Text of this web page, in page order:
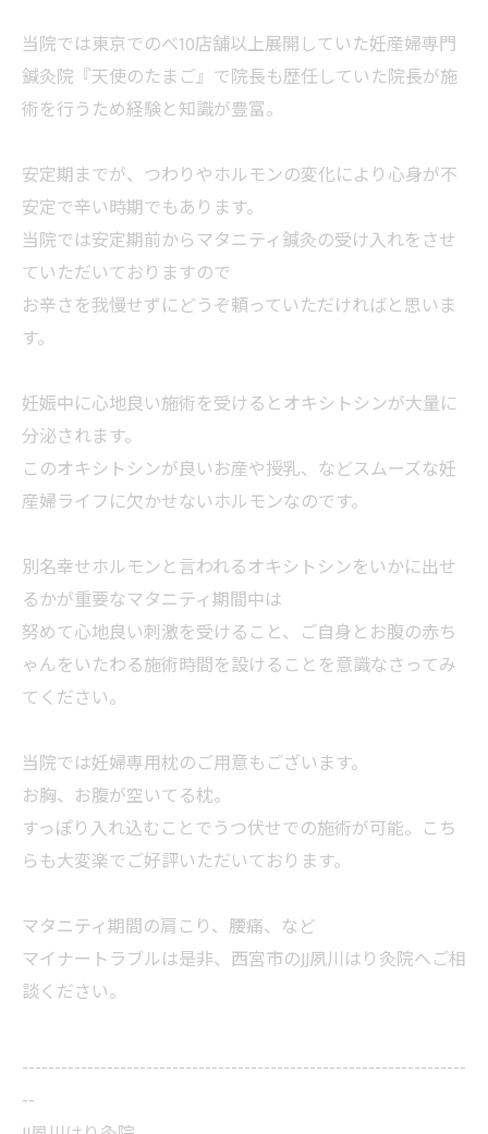
当院では東京でのべ10店舗以上展開していた妊産婦専門
鍼灸院『天使のたまご』で院長も歴任していた院長が施
術を行うため経験と知識が豊富。
安定期までが、つわりやホルモンの変化により心身が不
安定で辛い時期でもあります。
当院では安定期前からマタニティ鍼灸の受け入れをさせ
ていただいておりますので
お辛さを我慢せずにどうぞ頼っていただければと思いま
す。
妊娠中に心地良い施術を受けるとオキシトシンが大量に
分泌されます。
このオキシトシンが良いお産や授乳、などスムーズな妊
産婦ライフに欠かせないホルモンなのです。
別名幸せホルモンと言われるオキシトシンをいかに出せ
るかが重要なマタニティ期間中は
努めて心地良い刺激を受けること、ご自身とお腹の赤ち
ゃんをいたわる施術時間を設けることを意識なさってみ
てください。
当院では妊婦専用枕のご用意もございます。
お胸、お腹が空いてる枕。
すっぽり入れ込むことでうつ伏せでの施術が可能。こち
らも大変楽でご好評いただいております。
マタニティ期間の肩こり、腰痛、など
マイナートラブルは是非、西宮市のJJ夙川はり灸院へご相
談ください。
--------------------------------------------------------------------
--